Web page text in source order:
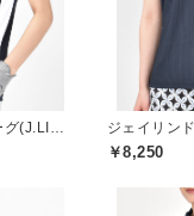
￥8,250